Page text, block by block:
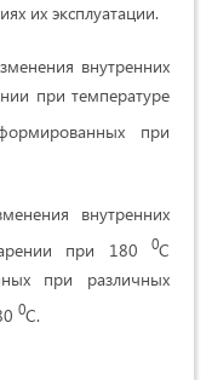
их эксплуатации.
внутренних
при температуре
при
внутренних
при 180 0С
при различных
0С.